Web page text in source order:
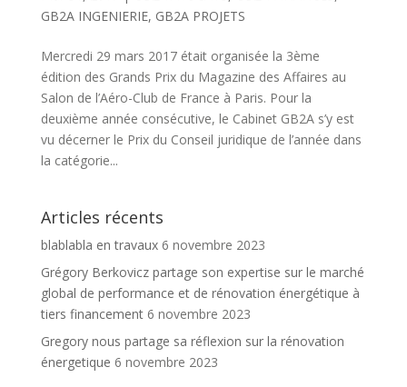
GB2A INGENIERIE, GB2A PROJETS
Mercredi 29 mars 2017 était organisée la 3ème
édition des Grands Prix du Magazine des Affaires au
Salon de l’Aéro-Club de France à Paris. Pour la
deuxième année consécutive, le Cabinet GB2A s’y est
vu décerner le Prix du Conseil juridique de l’année dans
la catégorie...
Articles récents
blablabla en travaux 6 novembre 2023
Grégory Berkovicz partage son expertise sur le marché
global de performance et de rénovation énergétique à
tiers financement 6 novembre 2023
Gregory nous partage sa réflexion sur la rénovation
énergetique 6 novembre 2023